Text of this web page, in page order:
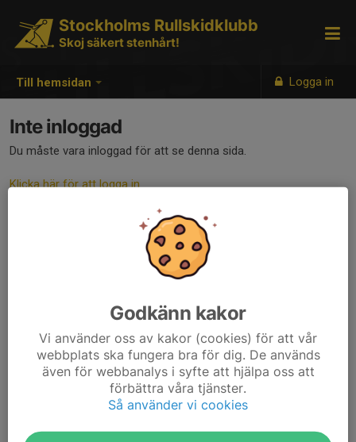
Till hemsidan Logga in
Stockholms Rullskidklubb
Skoj säkert stenhårt!
Inte inloggad
Du måste vara inloggad för att se denna sida.
Klicka här för att logga in
Godkänn kakor
Vi använder oss av kakor (cookies) för att vår
webbplats ska fungera bra för dig. De används
även för webbanalys i syfte att hjälpa oss att
förbättra våra tjänster.
Så använder vi cookies